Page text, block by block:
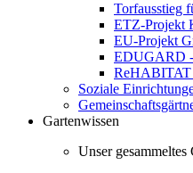
Torfausstieg
ETZ-Projekt
EU-Projekt
EDUGARD -
ReHABITAT
Soziale
Gartenwissen
Unser